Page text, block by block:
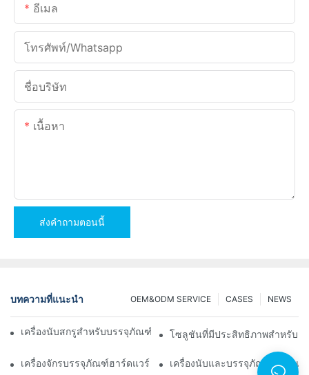
อีเมล
โทรศัพท์/whatsapp
ชื่อบริษัท
เนื้อหา
ส่งคำถามตอนนี้
บทความที่แนะนำ NEWS
CASES
OEM&ODM SERVICE
เครื่องนับสกรูสำหรับบรรจุภัณฑ์เพื่อผลลัพธ์ที่เชื่อถือได้และรวดเร็ว
โซลูชันที่มีประสิทธิภาพสำหรับก
เครื่องจักรบรรจุภัณฑ์ฮาร์ดแวร์ชั้นนำเพื่อการควบคุมคุณภาพที่สม่ำเส
เครื่องนับและบรรจุภัณฑ์ฮาร์ดแ